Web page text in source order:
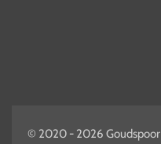
© 2020 - 2026 Goudspoor